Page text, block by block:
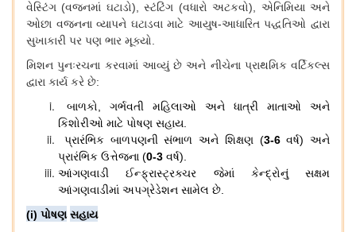
વેસ્ટિંગ (વજનમાં ઘટાડો),સ્ટંટિંગ (વધારો અટકવો), એનિમિયા અને
ઓછા વજનના વ્યાપને ઘટાડવા માટે આયુષ-આધારિત પદ્ધતિઓ દ્વારા
સુખાકારી પર પણ ભાર મૂક્યો.
મિશન પુનઃરચના કરવામાં આવ્યું છે અને નીચેના પ્રાથમિક વર્ટિકલ્સ
દ્વારા કાર્ય કરે છે:
બાળકો, ગર્ભવતી મહિલાઓ અને ધાત્રી માતાઓ
અને
કિશોરીઓ માટે પોષણ સહાય.
પ્રારંભિક બાળપણની સંભાળ અને શિક્ષણ(3-6 વર્ષ) અને
પ્રારંભિક ઉત્તેજના (0-3 વર્ષ).
આંગણવાડી
ઈન્ફ્રાસ્ટ્રક્ચર જેમાં કેન્દ્રોનું
સક્ષમ
આંગણવાડીમાં અપગ્રેડેશન સામેલ છે.
(i) પોષણ સહાય